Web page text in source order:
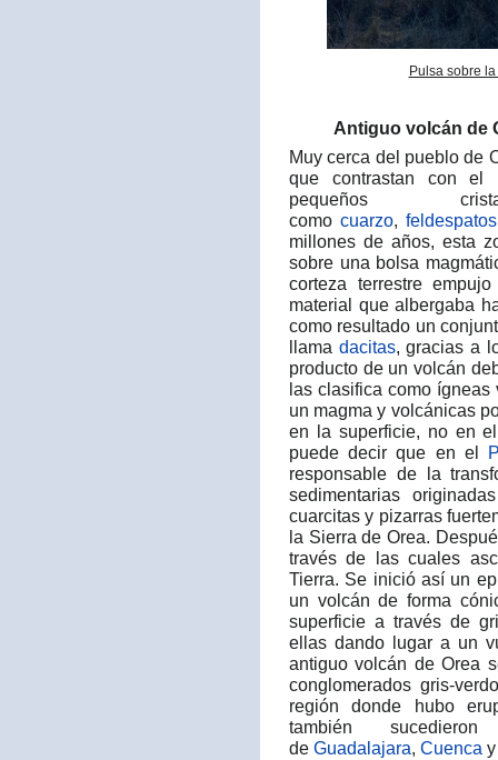
Pulsa sobre
Antiguo volcán de
Muy cerca del pueblo de
que contrastan con el
pequeños
como cuarzo, feldespatos
millones de años, esta
sobre una bolsa
corteza terrestre
material que albergaba
como resultado un
llama dacitas, gracias a
producto de un volcán
las clasifica como ígneas
un magma y volcánicas
en la superficie, no en
puede decir que en el
responsable de la
sedimentarias
cuarcitas y pizarras
la Sierra de Orea.
través de las cuales
Tierra. Se inició así un
un volcán de forma
superficie a través de
ellas dando lugar a un
antiguo volcán de Orea
conglomerados gris-
región donde hubo
también
de Guadalajara, Cuenca